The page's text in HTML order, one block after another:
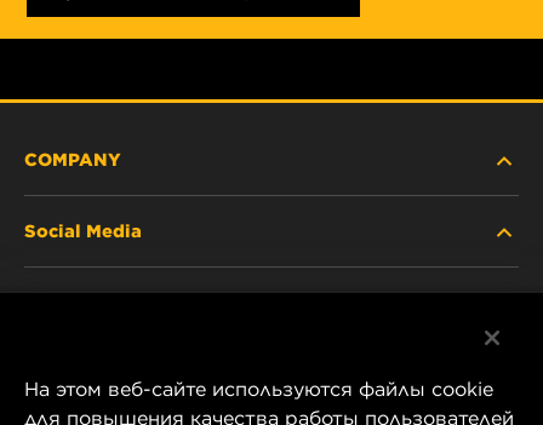
COMPANY
CAREER
Social Media
Instagram
На этом веб-сайте используются файлы cookie
для повышения качества работы пользователей